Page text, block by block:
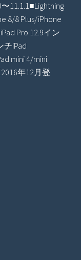
11.1.1■Lightning
8/8 Plus/iPhone
Pro 12.9イン
チiPad
mini 4/mini
年12月登